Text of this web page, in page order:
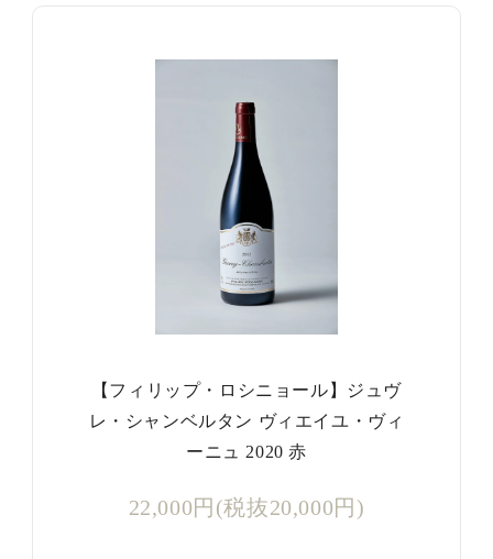
【フィリップ・ロシニョール】ジュヴ
レ・シャンベルタン ヴィエイユ・ヴィ
ーニュ 2020 赤
22,000円(税抜20,000円)